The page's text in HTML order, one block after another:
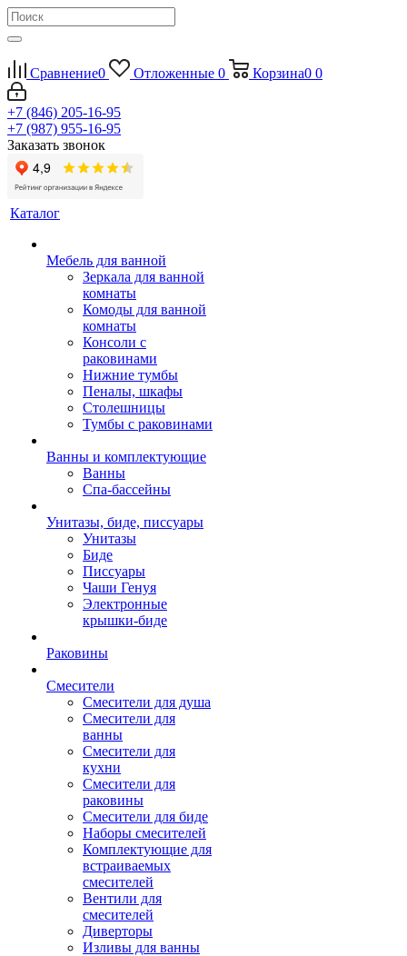
Сравнение0 Отложенные 0 Корзина0 0
+7 (846) 205-16-95
+7 (987) 955-16-95
Заказать звонок
Каталог
Мебель для ванной
Зеркала для ванной
комнаты
Комоды для ванной
комнаты
Консоли с
раковинами
Нижние тумбы
Пеналы, шкафы
Столешницы
Тумбы с раковинами
Ванны и комплектующие
Ванны
Спа-бассейны
Унитазы, биде, писсуары
Унитазы
Биде
Писсуары
Чаши Генуя
Электронные
крышки-биде
Раковины
Смесители
Смесители для душа
Смесители для
ванны
Смесители для
кухни
Смесители для
раковины
Смесители для биде
Наборы смесителей
Комплектующие для
встраиваемых
смесителей
Вентили для
смесителей
Диверторы
Изливы для ванны